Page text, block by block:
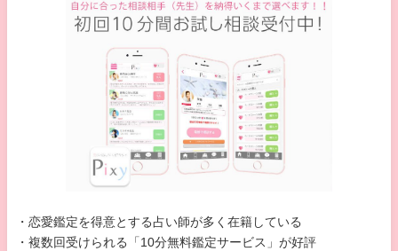
・恋愛鑑定を得意とする占い師が多く在籍している
・複数回受けられる「10分無料鑑定サービス」が好評